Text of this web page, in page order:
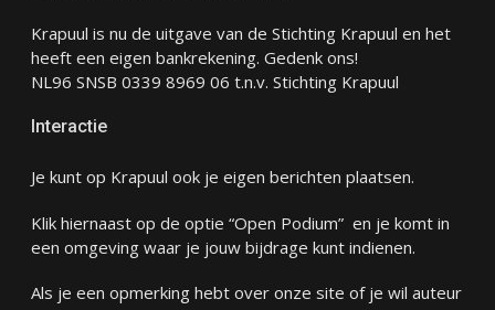
Krapuul is nu de uitgave van de Stichting Krapuul en het
heeft een eigen bankrekening. Gedenk ons!
NL96 SNSB 0339 8969 06 t.n.v. Stichting Krapuul
Interactie
Je kunt op Krapuul ook je eigen berichten plaatsen.
Klik hiernaast op de optie “Open Podium” en je komt in
een omgeving waar je jouw bijdrage kunt indienen.
Als je een opmerking hebt over onze site of je wil auteur